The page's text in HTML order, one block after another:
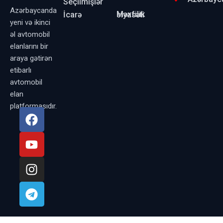
Azərbaycanda
yeni və ikinci
əl avtomobil
elanlarını bir
araya gətirən
etibarlı
avtomobil
elan
platformasıdır.
İcarə
Məxfilik siyasəti